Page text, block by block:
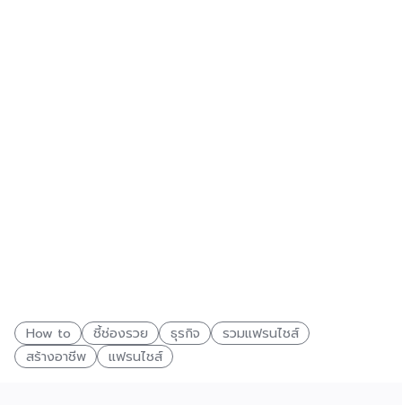
How to ชี้ช่องรวย ธุรกิจ
รวมแฟรนไชส์
สร้างอาชีพ
แฟรนไชส์